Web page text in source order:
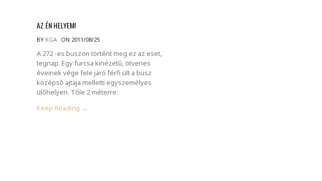
AZ ÉN HELYEM!
BY KGA ON 2011/08/25
A 272 -es buszon történt meg ez az eset,
tegnap. Egy furcsa kinézetű, ötvenes
éveinek vége fele járó férfi ült a busz
középső ajtaja melletti egyszemélyes
ülőhelyen. Tőle 2 méterre.
Keep Reading →